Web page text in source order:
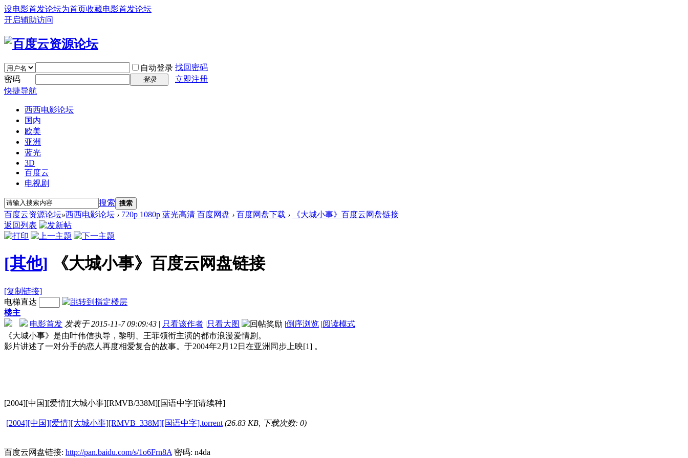
设电影首发论坛为首页收藏电影首发论坛
开启辅助访问
自动登录 找回密码
密码
登录
立即注册
快捷导航
西西电影论坛
国内
欧美
亚洲
蓝光
3D
百度云
电视剧
搜索 搜索
百度云资源论坛»西西电影论坛 › 720p 1080p 蓝光高清 百度网盘 › 百度网盘下载 ›
《大城小事》百度云网盘链接
返回列表
[其他] 《大城小事》百度云网盘链接
[复制链接]
电梯直达
楼主
电影首发 发表于 2015-11-7 09:09:43 | 只看该作者 |只看大图 |倒序浏览 |阅读模式
《大城小事》是由叶伟信执导，黎明、王菲领衔主演的都市浪漫爱情剧。
影片讲述了一对分手的恋人再度相爱复合的故事。于2004年2月12日在亚洲同步上映[1] 。
[2004][中国][爱情][大城小事][RMVB/338M][国语中字][请续种]
[2004][中国][爱情][大城小事][RMVB_338M][国语中字].torrent (26.83 KB, 下载次数: 0)
百度云网盘链接: http://pan.baidu.com/s/1o6Frn8A 密码: n4da